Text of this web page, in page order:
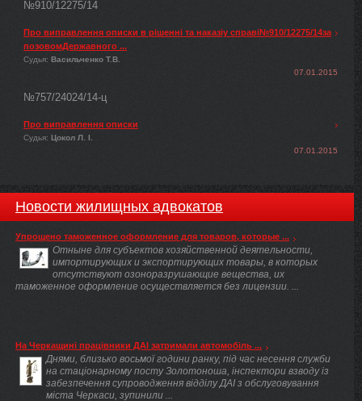
№910/12275/14
Про виправлення описки в рішенні та наказіу справі№910/12275/14за
позовомДержавного ...
Судья: Васильченко Т.В.
07.01.2015
№757/24024/14-ц
Про виправлення описки
Судья: Цокол Л. І.
07.01.2015
Новости жилищных адвокатов
Упрощено таможенное оформление для товаров, которые ...
Отныне для субъектов хозяйственной деятельности,
импортирующих и экспортирующих товары, в которых
отсутствуют озоноразрушающие вещества, их
таможенное оформление осуществляется без лицензии. ...
На Черкащині працівники ДАІ затримали автомобіль ...
Днями, близько восьмої години ранку, під час несення служби
на стаціонарному посту Золотоноша, інспектори взводу із
забезпечення супроводження відділу ДАІ з обслуговування
міста Черкаси, зупинили ...